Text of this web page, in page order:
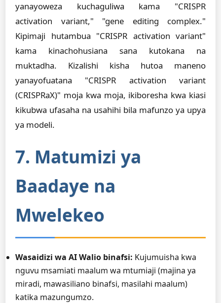
yanayoweza kuchaguliwa kama "CRISPR
activation variant," "gene editing complex."
Kipimaji hutambua "CRISPR activation variant"
kama kinachohusiana sana kutokana na
muktadha. Kizalishi kisha hutoa maneno
yanayofuatana "CRISPR activation variant
(CRISPRaX)" moja kwa moja, ikiboresha kwa kiasi
kikubwa ufasaha na usahihi bila mafunzo ya upya
ya modeli.
7. Matumizi ya
Baadaye na
Mwelekeo
Wasaidizi wa AI Walio binafsi: Kujumuisha kwa
nguvu msamiati maalum wa mtumiaji (majina ya
miradi, mawasiliano binafsi, masilahi maalum)
katika mazungumzo.